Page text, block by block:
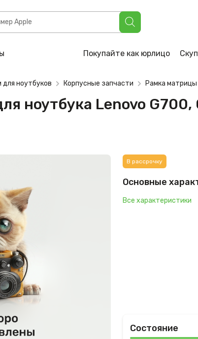
Покупайте как юрлицо
G700, G710 (90202777, 13N0-B5A0301)
для ноутбуков Корпусные запчасти Рамка матрицы
ноутбука Lenovo G700,
В рассрочку
Основные
Все характеристики
Состояние